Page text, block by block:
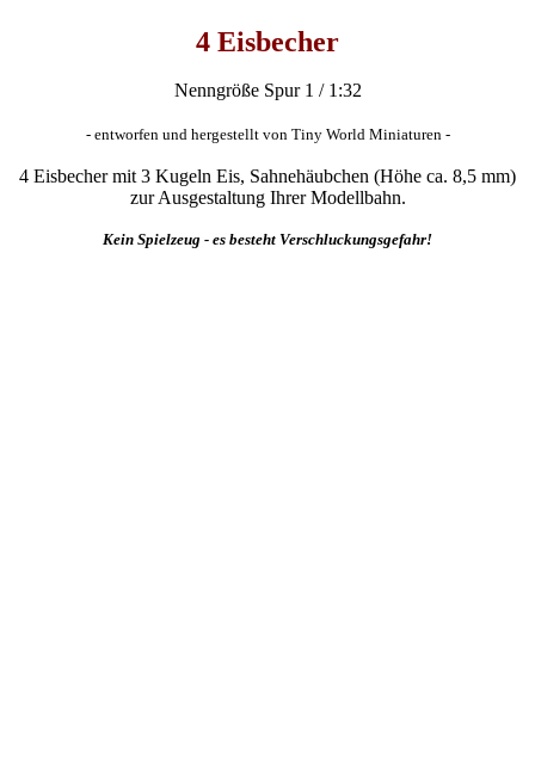
4 Eisbecher
Nenngröße Spur 1 / 1:32
- entworfen und hergestellt von Tiny World Miniaturen -
4 Eisbecher mit 3 Kugeln Eis, Sahnehäubchen (Höhe ca. 8,5 mm)
zur Ausgestaltung IhrerModellbahn.
Kein Spielzeug - es besteht Verschluckungsgefahr!